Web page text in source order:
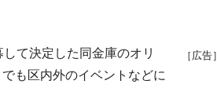
［広告］
て決定した同金庫のオリ
も区内外のイベントなどに